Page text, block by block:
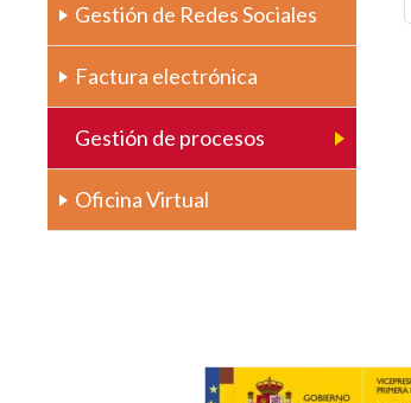
Gestión de Redes Sociales
Factura electrónica
Gestión de procesos
Oficina Virtual